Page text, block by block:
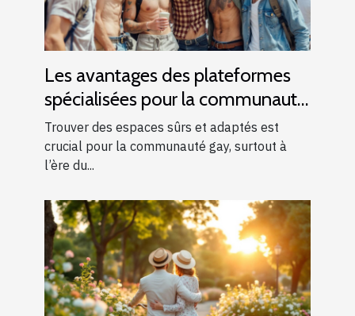
Les avantages des plateformes
spécialisées pour la communauté
gay
Trouver des espaces sûrs et adaptés est
crucial pour la communauté gay, surtout à
l’ère du...